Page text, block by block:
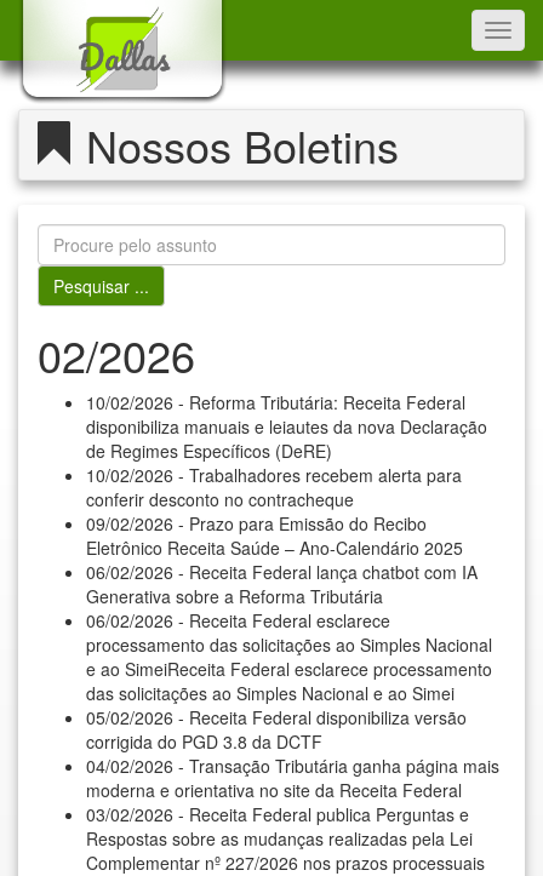
Nossos Boletins
02/2026
10/02/2026 - Reforma Tributária: Receita Federal
disponibiliza manuais e leiautes da nova Declaração
de Regimes Específicos (DeRE)
10/02/2026 - Trabalhadores recebem alerta para
conferir desconto no contracheque
09/02/2026 - Prazo para Emissão do Recibo
Eletrônico Receita Saúde – Ano-Calendário 2025
06/02/2026 - Receita Federal lança chatbot com IA
Generativa sobre a Reforma Tributária
06/02/2026 - Receita Federal esclarece
processamento das solicitações ao Simples Nacional
e ao SimeiReceita Federal esclarece processamento
das solicitações ao Simples Nacional e ao Simei
05/02/2026 - Receita Federal disponibiliza versão
corrigida do PGD 3.8 da DCTF
04/02/2026 - Transação Tributária ganha página mais
moderna e orientativa no site da Receita Federal
03/02/2026 - Receita Federal publica Perguntas e
Respostas sobre as mudanças realizadas pela Lei
Complementar nº 227/2026 nos prazos processuais